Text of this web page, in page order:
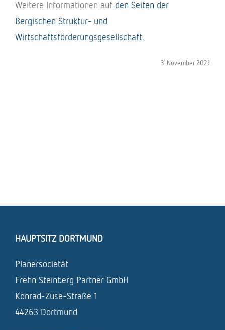
Weitere Infor­ma­tio­nen auf den Seiten der
Bergi­schen Struk­tur- und
Wirt­schafts­för­de­rungs­ge­sell­schaft.
3. Novem­ber 2021
HAUPTSITZ DORTMUND
Planersocietät
Frehn Steinberg Partner GmbH
Konrad-Zuse-Straße 1
44263 Dortmund